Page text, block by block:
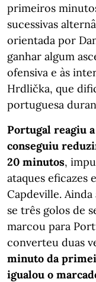
primeiros
sucessivas
orientada por
ganhar algum
ofensiva e às
Hrdlička, que
portuguesa
Portugal reagiu
conseguiu
20 minutos,
ataques eficazes
Capdeville.
se três golos de
marcou para
converteu duas
minuto da
igualou o